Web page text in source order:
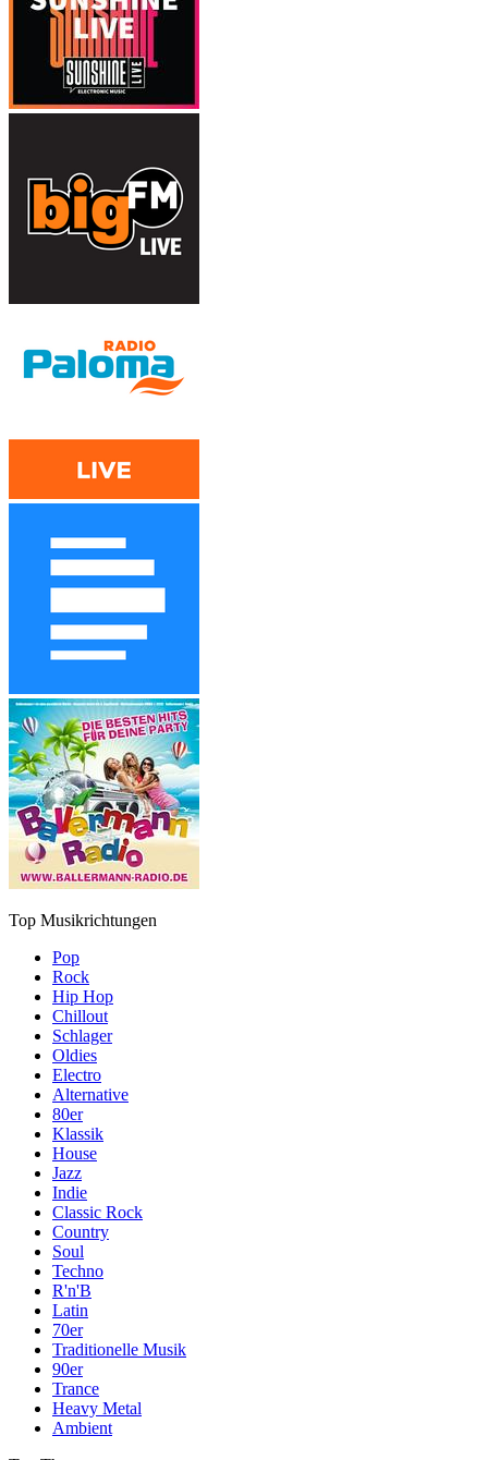
Top Musikrichtungen
Pop
Rock
Hip Hop
Chillout
Schlager
Oldies
Electro
Alternative
80er
Klassik
House
Jazz
Indie
Classic Rock
Country
Soul
Techno
R'n'B
Latin
70er
Traditionelle Musik
90er
Trance
Heavy Metal
Ambient